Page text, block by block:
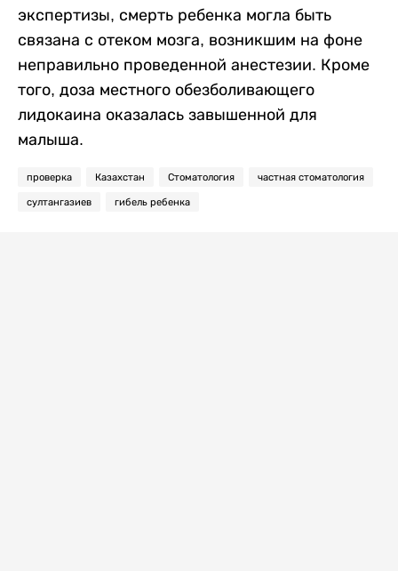
экспертизы, смерть ребенка могла быть
связана с отеком мозга, возникшим на фоне
неправильно проведенной анестезии. Кроме
того, доза местного обезболивающего
лидокаина оказалась завышенной для
малыша.
проверка Казахстан Стоматология частная стоматология
султангазиев гибель ребенка